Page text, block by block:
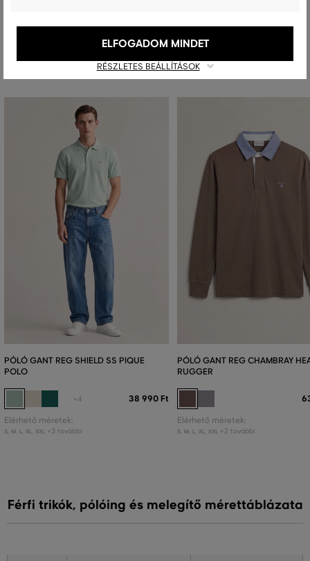
Ajánlott termékek
PÓLÓ GANT REG SHIELD SS PIQUE
POLO
+4 38 990 Ft
Elérhető méretek:
S M L XL XXL +3 további
PÓLÓ GANT REG CHAMBRAY
RUGGER
Elérhető méretek:
S M L XL XXL +2 további
Férfi trikók, pólóing és melegítő mérettáblázata
RÉSZLETES BEÁLLÍTÁSOK
ELFOGADOM MINDET